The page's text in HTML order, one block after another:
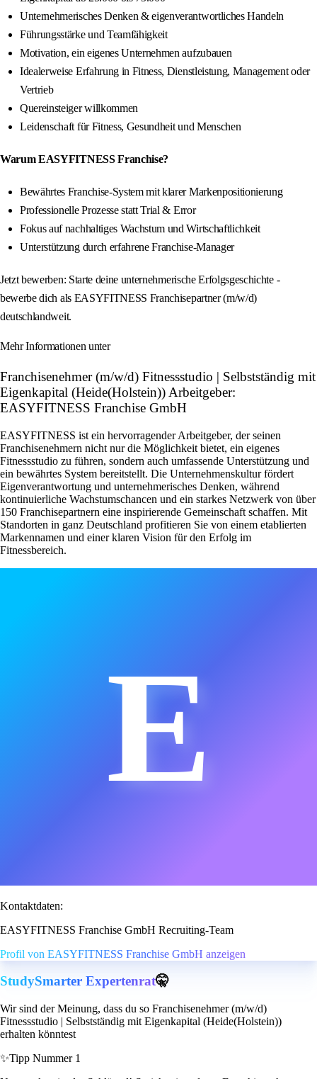
Unternehmerisches Denken & eigenverantwortliches Handeln
Führungsstärke und Teamfähigkeit
Motivation, ein eigenes Unternehmen aufzubauen
Idealerweise Erfahrung in Fitness, Dienstleistung, Management oder
Vertrieb
Quereinsteiger willkommen
Leidenschaft für Fitness, Gesundheit und Menschen
Warum EASYFITNESS Franchise?
Bewährtes Franchise-System mit klarer Markenpositionierung
Professionelle Prozesse statt Trial & Error
Fokus auf nachhaltiges Wachstum und Wirtschaftlichkeit
Unterstützung durch erfahrene Franchise-Manager
Jetzt bewerben: Starte deine unternehmerische Erfolgsgeschichte -
bewerbe dich als EASYFITNESS Franchisepartner (m/w/d)
deutschlandweit.
Mehr Informationen unter
Franchisenehmer (m/w/d) Fitnessstudio | Selbstständig mit
Eigenkapital (Heide(Holstein)) Arbeitgeber:
EASYFITNESS Franchise GmbH
EASYFITNESS ist ein hervorragender Arbeitgeber, der seinen
Franchisenehmern nicht nur die Möglichkeit bietet, ein eigenes
Fitnessstudio zu führen, sondern auch umfassende Unterstützung und
ein bewährtes System bereitstellt. Die Unternehmenskultur fördert
Eigenverantwortung und unternehmerisches Denken, während
kontinuierliche Wachstumschancen und ein starkes Netzwerk von über
150 Franchisepartnern eine inspirierende Gemeinschaft schaffen. Mit
Standorten in ganz Deutschland profitieren Sie von einem etablierten
Markennamen und einer klaren Vision für den Erfolg im
Fitnessbereich.
E
Kontaktdaten:
EASYFITNESS Franchise GmbH Recruiting-Team
Profil von EASYFITNESS Franchise GmbH anzeigen
StudySmarter Expertenrat🤫
Wir sind der Meinung, dass du so Franchisenehmer (m/w/d)
Fitnessstudio | Selbstständig mit Eigenkapital (Heide(Holstein))
erhalten könntest
✨Tipp Nummer 1